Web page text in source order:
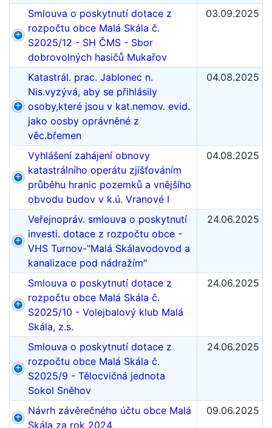
Smlouva o poskytnutí dotace z
rozpočtu obce Malá Skála č.
S2025/12 - SH ČMS - Sbor
dobrovolných hasičů Mukařov
03.09.2025
Katastrál. prac. Jablonec n.
Nis.vyzývá, aby se přihlásily
osoby,které jsou v kat.nemov. evid.
jako oosby oprávněné z
věc.břemen
04.08.2025
Vyhlášení zahájení obnovy
katastrálního operátu zjišťováním
průběhu hranic pozemků a vnějšího
obvodu budov v k.ú. Vranové I
04.08.2025
Veřejnopráv. smlouva o poskytnutí
investi. dotace z rozpočtu obce -
VHS Turnov-"Malá Skálavodovod a
kanalizace pod nádražím"
24.06.2025
Smlouva o poskytnutí dotace z
rozpočtu obce Malá Skála č.
S2025/10 - Volejbalový klub Malá
Skála, z.s.
24.06.2025
Smlouva o poskytnutí dotace z
rozpočtu obce Malá Skála č.
S2025/9 - Tělocvičná jednota
Sokol Sněhov
24.06.2025
Návrh závěrečného účtu obce Malá
Skála za rok 2024
09.06.2025